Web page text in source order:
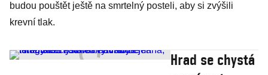
budou pouštět ještě na smrtelný posteli, aby si zvýšili
krevní tlak.
Hrad se chystá